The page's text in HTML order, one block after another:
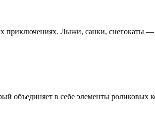
приключениях. Лыжи, санки, снегокаты —
объединяет в себе элементы роликовых